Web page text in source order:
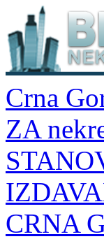
Crna
ZA
CRNA